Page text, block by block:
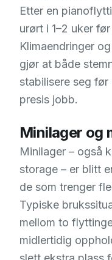
Etter en
urørt i 1–2 uker
Klimaendringer
gjør at både
stabilisere seg før
presis jobb.
Minilager og
Minilager – også
storage – er blitt
de som trenger
Typiske
mellom to
midlertidig